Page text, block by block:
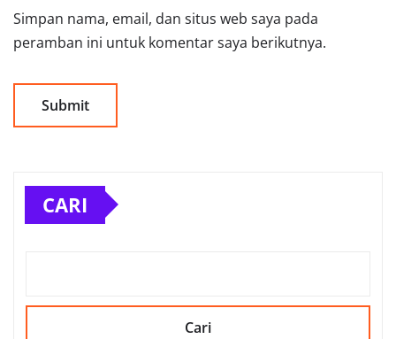
Simpan nama, email, dan situs web saya pada
peramban ini untuk komentar saya berikutnya.
CARI
Cari